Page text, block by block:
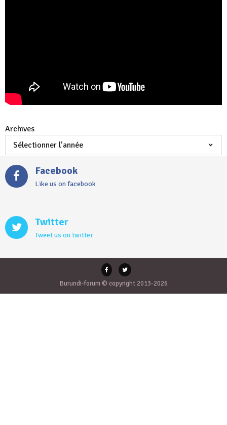
Archives
Facebook
Like us on facebook
Twitter
Tweet us on twitter
Burundi-forum © copyright 2013-2026